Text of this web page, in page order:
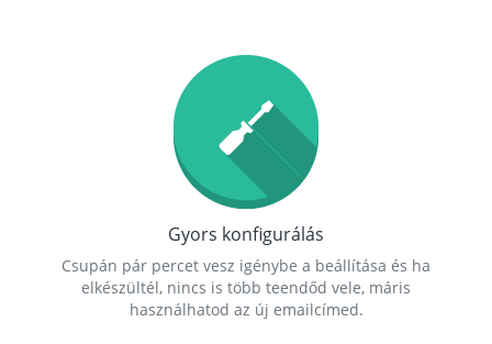
Gyors konfigurálás
Csupán pár percet vesz igénybe a beállítása és ha
elkészültél, nincs is több teendőd vele, máris
használhatod az új emailcímed.